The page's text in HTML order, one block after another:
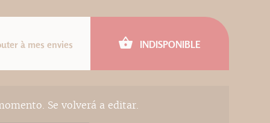
à mes envies INDISPONIBLE
Se volverá a editar.